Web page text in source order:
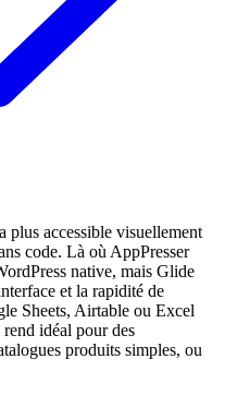
plus accessible visuellement
code. Là où AppPresser
native, mais Glide
et la rapidité de
Sheets, Airtable ou Excel
idéal pour des
produits simples, ou